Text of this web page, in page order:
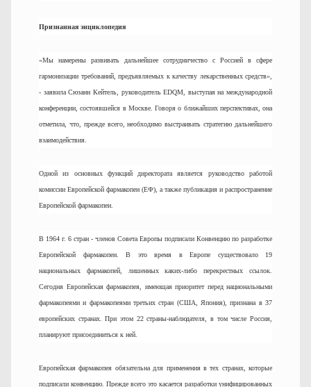
Признанная энциклопедия
«Мы намерены развивать дальнейшее сотрудничество с Россией в сфере
гармонизации требований, предъявляемых к качеству лекарственных средств»,
- заявила Сюзанн Кейтель, руководитель EDQM, выступая на международной
конференции, состоявшейся в Москве. Говоря о ближайших перспективах, она
отметила, что, прежде всего, необходимо выстраивать стратегию дальнейшего
взаимодействия.
Одной из основных функций директората является руководство работой
комиссии Европейской фармакопеи (ЕФ), а также публикация и распространение
Европейской фармакопеи.
В 1964 г. 6 стран - членов Совета Европы подписали Конвенцию по разработке
Европейской фармакопеи. В это время в Европе существовало 19
национальных фармакопей, лишенных каких-либо перекрестных ссылок.
Сегодня Европейская фармакопея, имеющая приоритет перед национальными
фармакопеями и фармакопеями третьих стран (США, Япония), признана в 37
европейских странах. При этом 22 страны-наблюдателя, в том числе Россия,
планируют присоединиться к ней.
Европейская фармакопея обязательна для применения в тех странах, которые
подписали конвенцию. Прежде всего это касается разработки унифицированных